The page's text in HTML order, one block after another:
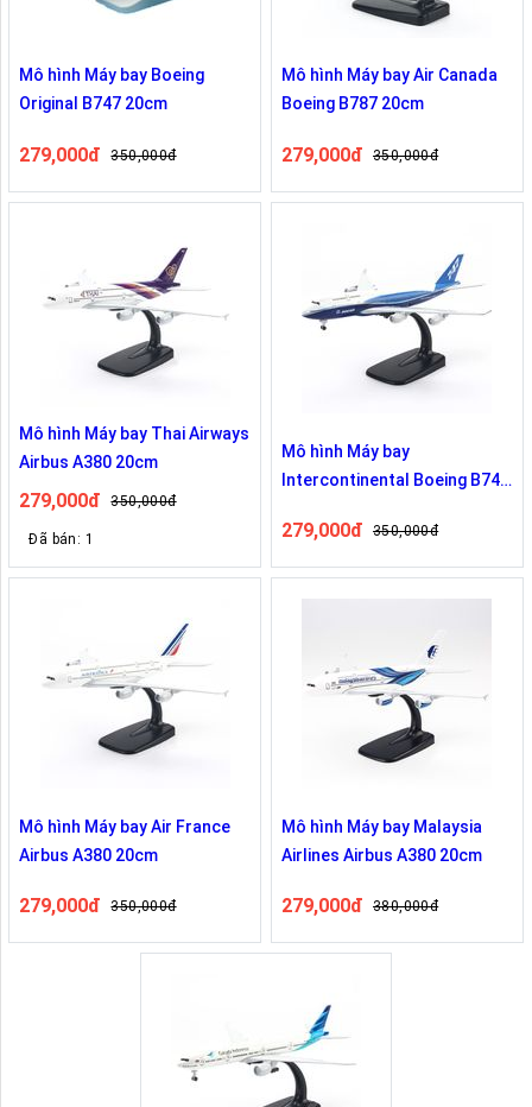
Mô hình Máy bay Boeing
Original B747 20cm
279,000đ 350,000đ
Mô hình Máy bay Air Canada
Boeing B787 20cm
279,000đ 350,000đ
Mô hình Máy bay Thai Airways
Airbus A380 20cm
279,000đ 350,000đ
Đã bán: 1
Mô hình Máy bay
Intercontinental Boeing B747
279,000đ 350,000đ
Mô hình Máy bay Air France
Airbus A380 20cm
279,000đ 350,000đ
Mô hình Máy bay Malaysia
Airlines Airbus A380 20cm
279,000đ 380,000đ